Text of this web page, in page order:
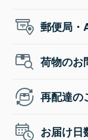
郵便局・
荷物のお
再配達の
お届け日